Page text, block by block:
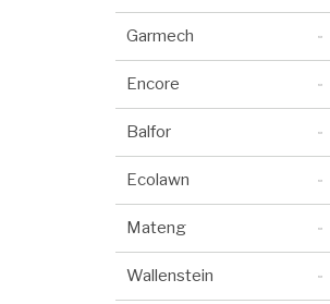
Garmech
Encore
Balfor
Ecolawn
Mateng
Wallenstein